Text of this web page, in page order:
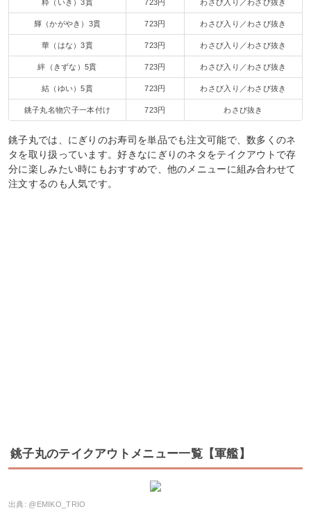
粋（いき）3貫 723円 わさび入り／わさび抜き
輝（かがやき）3貫 723円 わさび入り／わさび抜き
華（はな）3貫 723円 わさび入り／わさび抜き
絆（きずな）5貫 723円 わさび入り／わさび抜き
結（ゆい）5貫 723円 わさび入り／わさび抜き
銚子丸名物穴子一本付け 723円 わさび抜き
銚子丸では、にぎりのお寿司を単品でも注文可能で、数多くのネ
タを取り扱っています。好きなにぎりのネタをテイクアウトで存
分に楽しみたい時にもおすすめで、他のメニューに組み合わせて
注文するのも人気です。
銚子丸のテイクアウトメニュー一覧【軍艦】
出典: @EMIKO_TRIO